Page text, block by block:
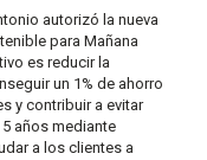
autorizó la nueva
para Mañana
es reducir la
un 1% de ahorro
y contribuir a evitar
años mediante
a los clientes a